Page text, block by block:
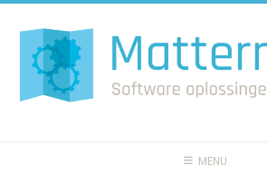
naar
inhoud
MENU